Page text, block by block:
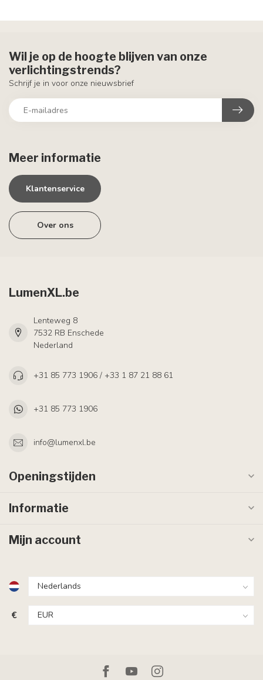
Meer informatie
Klantenservice
Over ons
Wil je op de hoogte blijven van onze
verlichtingstrends?
Schrijf je in voor onze nieuwsbrief
LumenXL.be
Lenteweg 8
7532 RB Enschede
Nederland
+31 85 773 1906 / +33 1 87 21 88 61
+31 85 773 1906
info@lumenxl.be
Openingstijden
Informatie
Mijn account
€